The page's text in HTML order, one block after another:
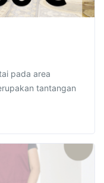
pada area
tantangan